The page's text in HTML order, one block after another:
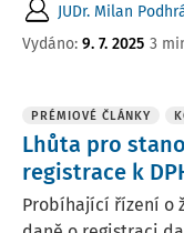
JUDr. Milan
Vydáno: 9. 7. 2025 3
PRÉMIOVÉ ČLÁNKY
Lhůta pro
registrace k
Probíhající řízení o